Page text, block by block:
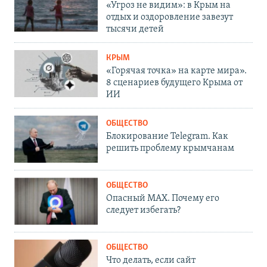
«Угроз не видим»: в Крым на
отдых и оздоровление завезут
тысячи детей
КРЫМ
«Горячая точка» на карте мира».
8 сценариев будущего Крыма от
ИИ
ОБЩЕСТВО
Блокирование Telegram. Как
решить проблему крымчанам
ОБЩЕСТВО
Опасный MAX. Почему его
следует избегать?
ОБЩЕСТВО
Что делать, если сайт